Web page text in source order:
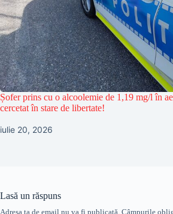
Șofer prins cu o alcoolemie de 1,19 mg/l în
cercetat în stare de libertate!
iulie 20, 2026
Lasă un răspuns
Adresa ta de email nu va fi publicată. Câmpurile